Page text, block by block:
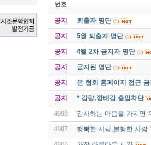
번호
공지 퇴출자 명단 (1)
공지 5월 퇴출자 명단 (1)
공지 4월 2차 금지자 명단 (1)
공지 금지된 명단 (1)
공지 본 협회 홈페이지 접근
공지 * 감량.깡태강 출입차단
4908 감사하는 마음을 가지면
4907 행복한 사람,불행한 사람